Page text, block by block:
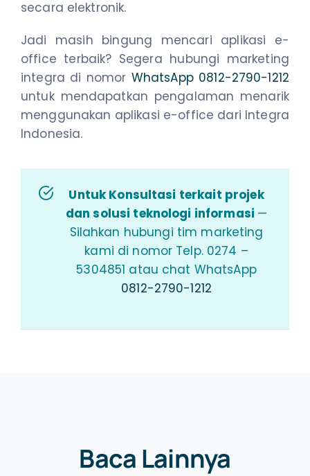
secara elektronik.
Jadi masih bingung mencari aplikasi e-
office terbaik? Segera hubungi marketing
integra di nomor WhatsApp 0812-2790-1212
untuk mendapatkan pengalaman menarik
menggunakan aplikasi e-office dari Integra
Indonesia.
Untuk Konsultasi terkait projek
dan solusi teknologi informasi —
Silahkan hubungi tim marketing
kami di nomor Telp. 0274 –
5304851 atau chat WhatsApp
0812-2790-1212
Baca Lainnya